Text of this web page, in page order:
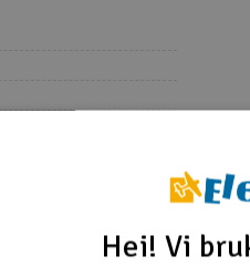
Hei! Vi